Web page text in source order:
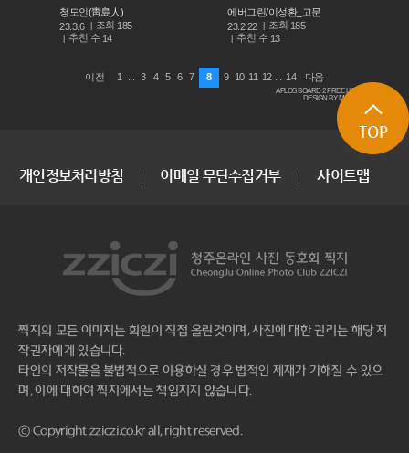
청도인(靑島人)
23.3.6
조회 185
추천 수 14
에버그린/이성환_고문
23.2.22
조회 185
추천 수 13
이전 1 3 4 5 6 7 8 9 10 11 12 14 다음
APLOS BOARD 2 FREE LICENSE
DESIGN BY MACARON
TOP
개인정보처리방침 이메일 무단수집거부 사이트맵
찍지의 모든 이미지는 회원이 직접 올린것이며, 사진에 대한 권리는 해당 저
작권자에게 있습니다.
타인의 저작물을 불법적으로 이용하실 경우 법적인 제재가 가해질 수 있으
며, 이에 대하여 찍지에서는 책임지지 않습니다.
ⓒ Copyright zziczi.co.kr all, right reserved.